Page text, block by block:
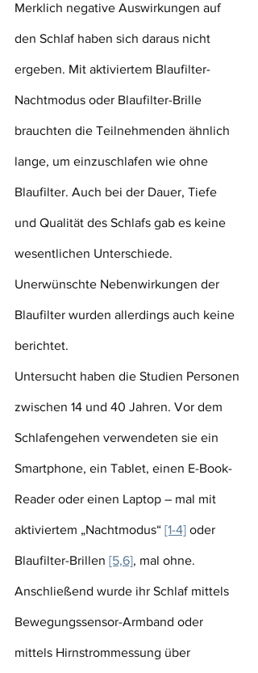
Merklich negative Auswirkungen auf
den Schlaf haben sich daraus nicht
ergeben. Mit aktiviertem Blaufilter-
Nachtmodus oder Blaufilter-Brille
brauchten die Teilnehmenden ähnlich
lange, um einzuschlafen wie ohne
Blaufilter. Auch bei der Dauer, Tiefe
und Qualität des Schlafs gab es keine
wesentlichen Unterschiede.
Unerwünschte Nebenwirkungen der
Blaufilter wurden allerdings auch keine
berichtet.
Untersucht haben die Studien Personen
zwischen 14 und 40 Jahren. Vor dem
Schlafengehen verwendeten sie ein
Smartphone, ein Tablet, einen E-Book-
Reader oder einen Laptop – mal mit
aktiviertem „Nachtmodus“ [1-4] oder
Blaufilter-Brillen [5,6], mal ohne.
Anschließend wurde ihr Schlaf mittels
Bewegungssensor-Armband oder
mittels Hirnstrommessung über